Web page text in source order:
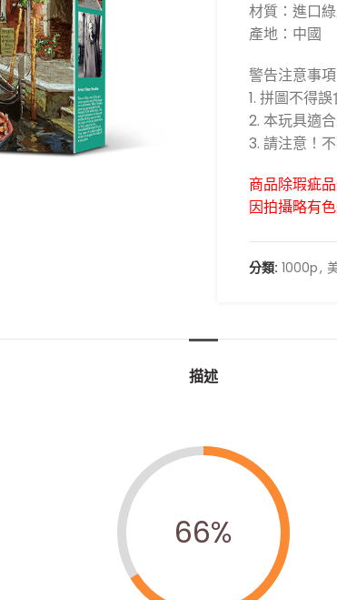
材質：進口
產地：中國
警告注意事項
1. 拼圖不得
2. 本玩具適
3. 請注意！
商品除瑕疵
因拍攝略有
分類: 1000p,
描述
66%